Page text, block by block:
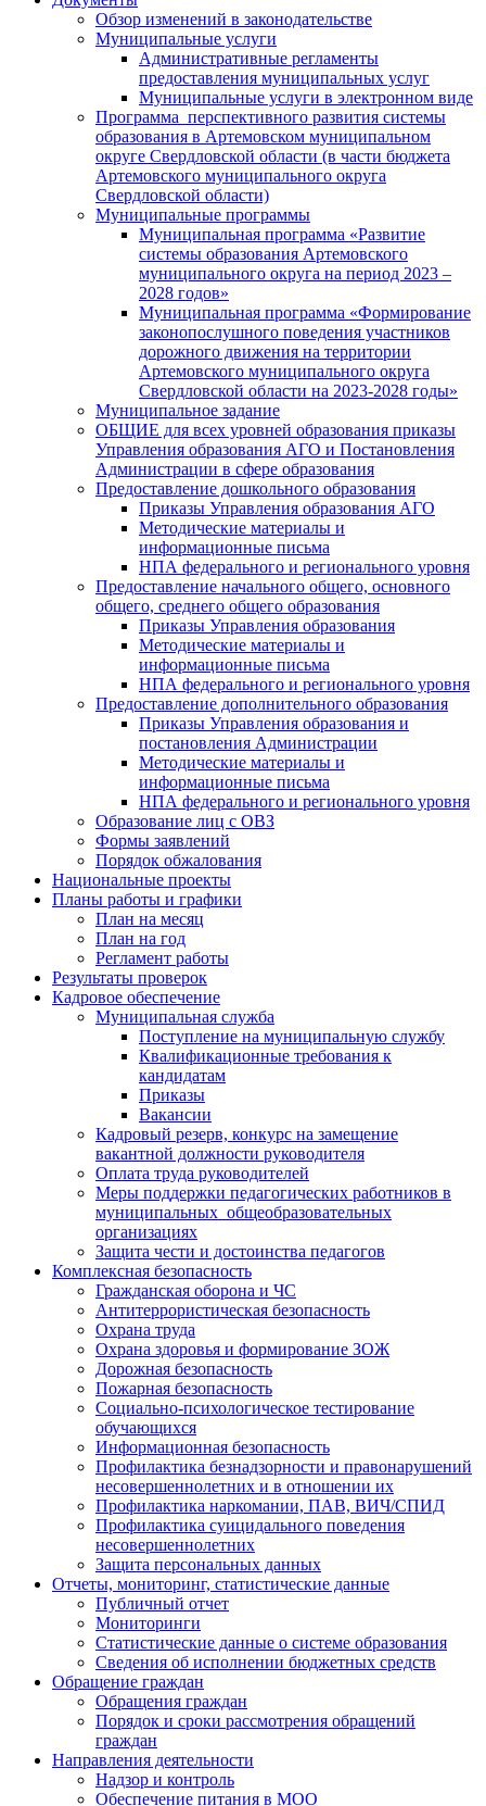
Обзор изменений в законодательстве
Муниципальные услуги
Административные регламенты
предоставления муниципальных услуг
Муниципальные услуги в электронном виде
Программа перспективного развития системы
образования в Артемовском муниципальном
округе Свердловской области (в части бюджета
Артемовского муниципального округа
Свердловской области)
Муниципальные программы
Муниципальная программа «Развитие
системы образования Артемовского
муниципального округа на период 2023 –
2028 годов»
Муниципальная программа «Формирование
законопослушного поведения участников
дорожного движения на территории
Артемовского муниципального округа
Свердловской области на 2023-2028 годы»
Муниципальное задание
ОБЩИЕ для всех уровней образования приказы
Управления образования АГО и Постановления
Администрации в сфере образования
Предоставление дошкольного образования
Приказы Управления образования АГО
Методические материалы и
информационные письма
НПА федерального и регионального уровня
Предоставление начального общего, основного
общего, среднего общего образования
Приказы Управления образования
Методические материалы и
информационные письма
НПА федерального и регионального уровня
Предоставление дополнительного образования
Приказы Управления образования и
постановления Администрации
Методические материалы и
информационные письма
НПА федерального и регионального уровня
Образование лиц с ОВЗ
Формы заявлений
Порядок обжалования
Национальные проекты
Планы работы и графики
План на месяц
План на год
Регламент работы
Результаты проверок
Кадровое обеспечение
Муниципальная служба
Поступление на муниципальную службу
Квалификационные требования к
кандидатам
Приказы
Вакансии
Кадровый резерв, конкурс на замещение
вакантной должности руководителя
Оплата труда руководителей
Меры поддержки педагогических работников в
муниципальных общеобразовательных
организациях
Защита чести и достоинства педагогов
Комплексная безопасность
Гражданская оборона и ЧС
Антитеррористическая безопасность
Охрана труда
Охрана здоровья и формирование ЗОЖ
Дорожная безопасность
Пожарная безопасность
Социально-психологическое тестирование
обучающихся
Информационная безопасность
Профилактика безнадзорности и правонарушений
несовершеннолетних и в отношении их
Профилактика наркомании, ПАВ, ВИЧ/СПИД
Профилактика суицидального поведения
несовершеннолетних
Защита персональных данных
Отчеты, мониторинг, статистические данные
Публичный отчет
Мониторинги
Статистические данные о системе образования
Сведения об исполнении бюджетных средств
Обращение граждан
Обращения граждан
Порядок и сроки рассмотрения обращений
граждан
Направления деятельности
Надзор и контроль
Обеспечение питания в МОО